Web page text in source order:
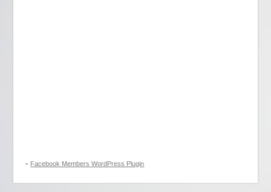
- Facebook Members WordPress Plugin